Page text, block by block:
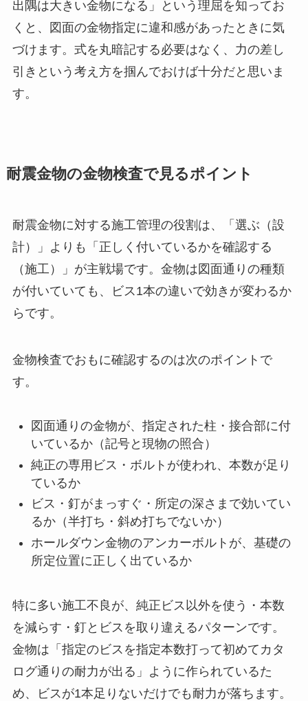
出隅は大きい金物になる」という理屈を知ってお
くと、図面の金物指定に違和感があったときに気
づけます。式を丸暗記する必要はなく、力の差し
引きという考え方を掴んでおけば十分だと思いま
す。
耐震金物の金物検査で見るポイント
耐震金物に対する施工管理の役割は、「選ぶ（設
計）」よりも「正しく付いているかを確認する
（施工）」が主戦場です。金物は図面通りの種類
が付いていても、ビス1本の違いで効きが変わるか
らです。
金物検査でおもに確認するのは次のポイントで
す。
図面通りの金物が、指定された柱・接合部に付
いているか（記号と現物の照合）
純正の専用ビス・ボルトが使われ、本数が足り
ているか
ビス・釘がまっすぐ・所定の深さまで効いてい
るか（半打ち・斜め打ちでないか）
ホールダウン金物のアンカーボルトが、基礎の
所定位置に正しく出ているか
特に多い施工不良が、純正ビス以外を使う・本数
を減らす・釘とビスを取り違えるパターンです。
金物は「指定のビスを指定本数打って初めてカタ
ログ通りの耐力が出る」ように作られているた
め、ビスが1本足りないだけでも耐力が落ちます。